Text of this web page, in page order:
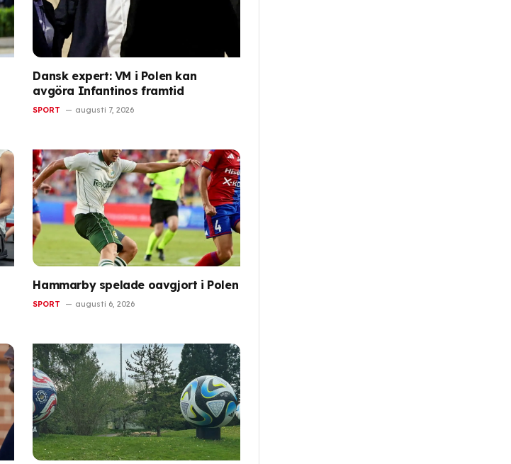
Dansk expert: VM i Polen kan
avgöra Infantinos framtid
SPORT augusti 7, 2026
Hammarby spelade oavgjort i Polen
SPORT augusti 6, 2026